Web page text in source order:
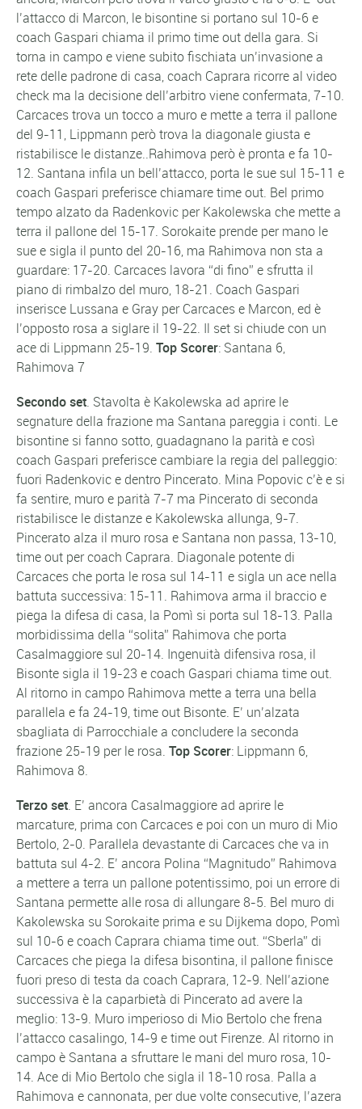
l’attacco di Marcon, le bisontine si portano sul 10-6 e
coach Gaspari chiama il primo time out della gara. Si
torna in campo e viene subito fischiata un’invasione a
rete delle padrone di casa, coach Caprara ricorre al video
check ma la decisione dell’arbitro viene confermata, 7-10.
Carcaces trova un tocco a muro e mette a terra il pallone
del 9-11, Lippmann però trova la diagonale giusta e
ristabilisce le distanze..Rahimova però è pronta e fa 10-
12. Santana infila un bell’attacco, porta le sue sul 15-11 e
coach Gaspari preferisce chiamare time out. Bel primo
tempo alzato da Radenkovic per Kakolewska che mette a
terra il pallone del 15-17. Sorokaite prende per mano le
sue e sigla il punto del 20-16, ma Rahimova non sta a
guardare: 17-20. Carcaces lavora “di fino” e sfrutta il
piano di rimbalzo del muro, 18-21. Coach Gaspari
inserisce Lussana e Gray per Carcaces e Marcon, ed è
l’opposto rosa a siglare il 19-22. Il set si chiude con un
ace di Lippmann 25-19. Top Scorer: Santana 6,
Rahimova 7
Secondo set. Stavolta è Kakolewska ad aprire le
segnature della frazione ma Santana pareggia i conti. Le
bisontine si fanno sotto, guadagnano la parità e così
coach Gaspari preferisce cambiare la regia del palleggio:
fuori Radenkovic e dentro Pincerato. Mina Popovic c’è e si
fa sentire, muro e parità 7-7 ma Pincerato di seconda
ristabilisce le distanze e Kakolewska allunga, 9-7.
Pincerato alza il muro rosa e Santana non passa, 13-10,
time out per coach Caprara. Diagonale potente di
Carcaces che porta le rosa sul 14-11 e sigla un ace nella
battuta successiva: 15-11. Rahimova arma il braccio e
piega la difesa di casa, la Pomì si porta sul 18-13. Palla
morbidissima della “solita” Rahimova che porta
Casalmaggiore sul 20-14. Ingenuità difensiva rosa, il
Bisonte sigla il 19-23 e coach Gaspari chiama time out.
Al ritorno in campo Rahimova mette a terra una bella
parallela e fa 24-19, time out Bisonte. E’ un’alzata
sbagliata di Parrocchiale a concludere la seconda
frazione 25-19 per le rosa. Top Scorer: Lippmann 6,
Rahimova 8.
Terzo set. E’ ancora Casalmaggiore ad aprire le
marcature, prima con Carcaces e poi con un muro di Mio
Bertolo, 2-0. Parallela devastante di Carcaces che va in
battuta sul 4-2. E’ ancora Polina “Magnitudo” Rahimova
a mettere a terra un pallone potentissimo, poi un errore di
Santana permette alle rosa di allungare 8-5. Bel muro di
Kakolewska su Sorokaite prima e su Dijkema dopo, Pomì
sul 10-6 e coach Caprara chiama time out. “Sberla” di
Carcaces che piega la difesa bisontina, il pallone finisce
fuori preso di testa da coach Caprara, 12-9. Nell’azione
successiva è la caparbietà di Pincerato ad avere la
meglio: 13-9. Muro imperioso di Mio Bertolo che frena
l’attacco casalingo, 14-9 e time out Firenze. Al ritorno in
campo è Santana a sfruttare le mani del muro rosa, 10-
14. Ace di Mio Bertolo che sigla il 18-10 rosa. Palla a
Rahimova e cannonata, per due volte consecutive, l’azera